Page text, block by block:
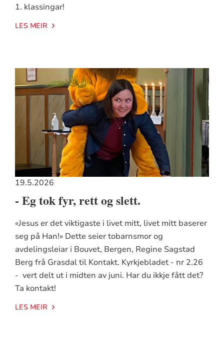
1. klassingar!
LES MEIR
19.5.2026
- Eg tok fyr, rett og slett.
«Jesus er det viktigaste i livet mitt, livet mitt baserer
seg på Han!» Dette seier tobarnsmor og
avdelingsleiar i Bouvet, Bergen, Regine Sagstad
Berg frå Grasdal til Kontakt. Kyrkjebladet - nr 2.26
- vert delt ut i midten av juni. Har du ikkje fått det?
Ta kontakt!
LES MEIR